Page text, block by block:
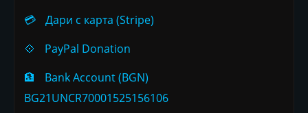
💳
Дари с карта (Stripe)
💠
PayPal Donation
🏦
Bank Account (BGN)
BG21UNCR70001525156106